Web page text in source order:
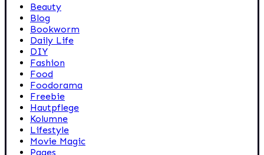
Beauty
Blog
Bookworm
Daily Life
DIY
Fashion
Food
Foodorama
Freebie
Hautpflege
Kolumne
Lifestyle
Movie Magic
Pages